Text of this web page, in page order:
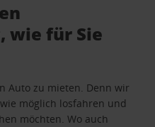
wie für Sie
Auto zu mieten. Denn wir
möglich losfahren und
möchten. Wo auch